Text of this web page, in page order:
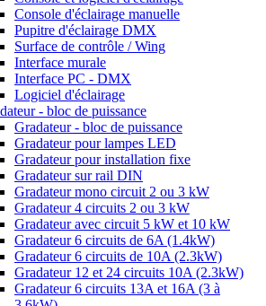
Console d'éclairage manuelle
Pupitre d'éclairage DMX
Surface de contrôle / Wing
Interface murale
Interface PC - DMX
Logiciel d'éclairage
- bloc de puissance
Gradateur - bloc de puissance
Gradateur pour lampes LED
Gradateur pour installation fixe
Gradateur sur rail DIN
Gradateur mono circuit 2 ou 3 kW
Gradateur 4 circuits 2 ou 3 kW
Gradateur avec circuit 5 kW et 10 kW
Gradateur 6 circuits de 6A (1.4kW)
Gradateur 6 circuits de 10A (2.3kW)
Gradateur 12 et 24 circuits 10A (2.3kW)
Gradateur 6 circuits 13A et 16A (3 à